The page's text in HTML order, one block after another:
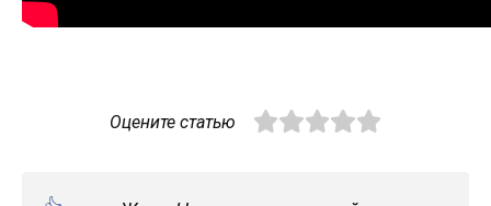
Оцените статью